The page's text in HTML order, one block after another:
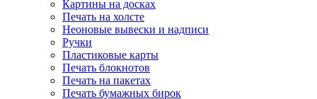
Картины на досках
Печать на холсте
Неоновые вывески и надписи
Ручки
Пластиковые карты
Печать блокнотов
Печать на пакетах
Печать бумажных бирок